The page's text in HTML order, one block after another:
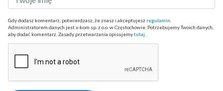
Gdy dodasz komentarz, potwierdzasz, że znasz i akceptujesz regulamin
Administratorem danych jest x-kom sp. z o.o. w Częstochowie. Potrzebujemy Twoich danych,
aby dodać komentarz. Zasady przetwarzania opisujemytutaj